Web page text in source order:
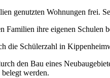
genutzten Wohnungen frei.
Familien ihre eigenen Schulen
die Schülerzahl in
den Bau eines
werden.